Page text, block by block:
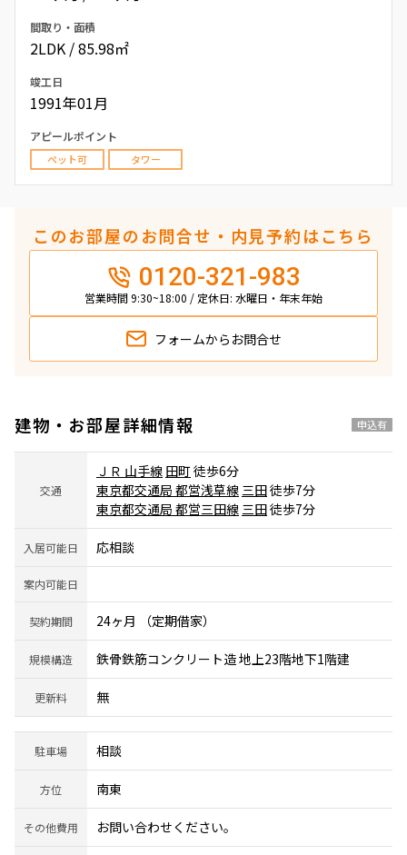
間取り・面積
2LDK / 85.98㎡
竣工日
1991年01月
アピールポイント
ペット可 タワー
このお部屋のお問合せ・内見予約はこちら
0120-321-983
営業時間 9:30~18:00 / 定休日: 水曜日・年末年始
フォームから お問合せ
建物・お部屋詳細情報 申込有
交通
ＪＲ 山手線 田町 徒歩6分
東京都交通局 都営浅草線三田徒歩7分
東京都交通局 都営三田線三田徒歩7分
入居可能日 応相談
案内可能日
契約期間 24ヶ月 （定期借家）
規模構造 鉄骨鉄筋コンクリート造 地上23階地下1階建
更新料 無
駐車場 相談
方位 南東
その他費用 お問い合わせください。